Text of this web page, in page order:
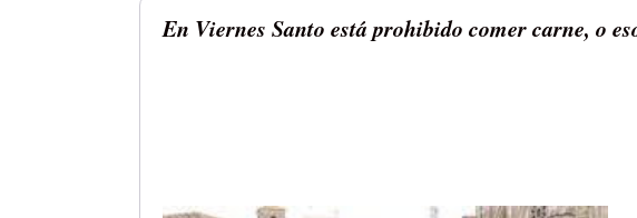
En Viernes Santo está prohibido comer carne, o